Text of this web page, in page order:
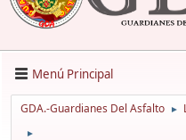
Menú Principal
GDA.-Guardianes Del Asfalto ►
►